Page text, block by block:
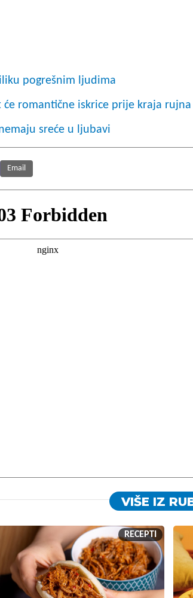
pogrešnim ljudima
romantične iskrice prije kraja rujna
sreće u ljubavi
Email
VIŠE IZ
RECEPTI